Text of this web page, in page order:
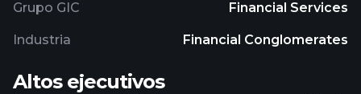
Grupo GIC Financial Services
Industria Financial Conglomerates
Altos ejecutivos